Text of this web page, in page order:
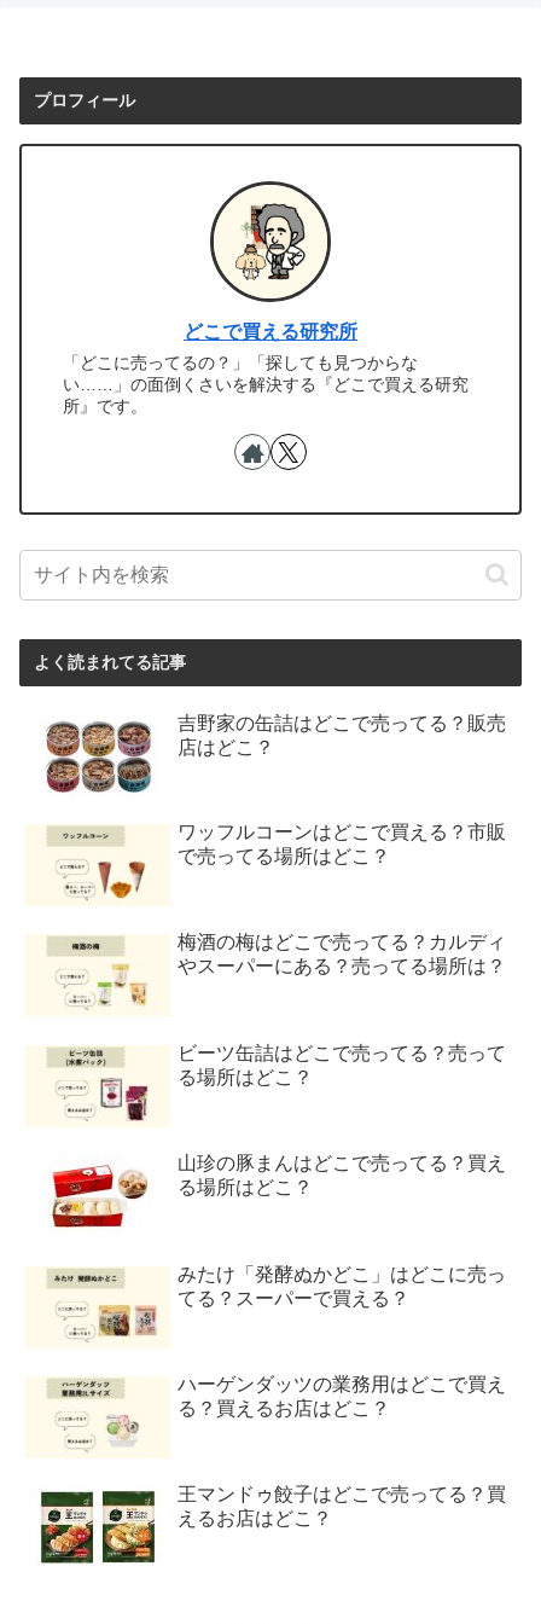
プロフィール
どこで買える研究所
「どこに売ってるの？」「探しても見つからな
い……」の面倒くさいを解決する『どこで買える研究
所』です。
よく読まれてる記事
吉野家の缶詰はどこで売ってる？販売
店はどこ？
ワッフルコーンはどこで買える？市販
で売ってる場所はどこ？
梅酒の梅はどこで売ってる？カルディ
やスーパーにある？売ってる場所は？
ビーツ缶詰はどこで売ってる？売って
る場所はどこ？
山珍の豚まんはどこで売ってる？買え
る場所はどこ？
みたけ「発酵ぬかどこ」はどこに売っ
てる？スーパーで買える？
ハーゲンダッツの業務用はどこで買え
る？買えるお店はどこ？
王マンドゥ餃子はどこで売ってる？買
えるお店はどこ？